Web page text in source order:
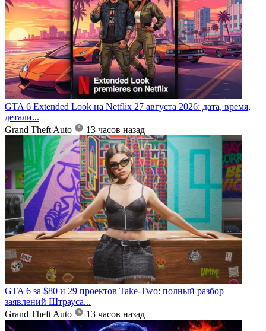
GTA 6 Extended Look на Netflix 27 августа 2026: дата, время,
детали...
Grand Theft Auto
13 часов назад
GTA 6 за $80 и 29 проектов Take-Two: полный разбор
заявлений Штрауса...
Grand Theft Auto
13 часов назад